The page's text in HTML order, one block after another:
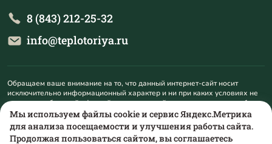
8 (843) 212-25-32
info@teplotoriya.ru
Обращаем ваше внимание на то, что данный интернет-сайт носит
исключительно информационный характер и ни при каких условиях не
является публичной офертой, определяемой положениями пункта 1
статьи 437 Гражданского кодекса Российской Федерации. Для
получения подробной информации о наличии и стоимости указанных
товаров и (или) услуг, пожалуйста, обращайтесь на mail@teplotoriya.ru.
Мы используем файлы cookie и сервис Яндекс.Метрика
для анализа посещаемости и улучшения работы сайта.
Продолжая пользоваться сайтом, вы соглашаетесь